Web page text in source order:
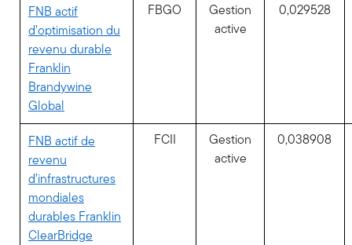
FNB actif
d’optimisation du
revenu durable
Franklin
Brandywine
Global
FBGO
Gestion
active
0,029528
FNB actif de
revenu
d’infrastructures
mondiales
durables Franklin
ClearBridge
FCII
Gestion
active
0,038908